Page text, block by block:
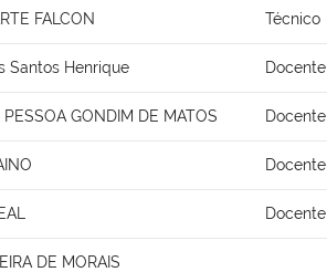
FALCON Técnico
Santos Henrique Docente
GONDIM DE MATOS Docente
Docente
Docente
DE MORAIS